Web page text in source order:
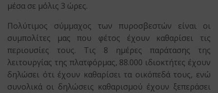
μέσα σε μόλις 3 ώρες.
Πολύτιμος σύμμαχος των πυροσβεστών είναι οι
συμπολίτες μας που φέτος έχουν καθαρίσει τις
περιουσίες τους. Τις 8 ημέρες παράτασης της
λειτουργίας της πλατφόρμας, 88.000 ιδιοκτήτες έχουν
δηλώσει ότι έχουν καθαρίσει τα οικόπεδά τους, ενώ
συνολικά οι δηλώσεις καθαρισμού έχουν ξεπεράσει